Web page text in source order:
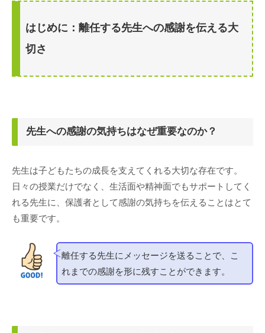
はじめに：離任する先生への感謝を伝える大
切さ
先生への感謝の気持ちはなぜ重要なのか？
先生は子どもたちの成長を支えてくれる大切な存在です。
日々の授業だけでなく、生活面や精神面でもサポートしてく
れる先生に、保護者として感謝の気持ちを伝えることはとて
も重要です。
離任する先生にメッセージを送ることで、こ
れまでの感謝を形に残すことができます。